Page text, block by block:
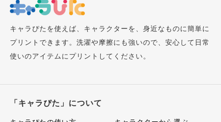
キャラぴたを使えば、キャラクターを、身近なものに簡単に
プリントできます。洗濯や摩擦にも強いので、安心して日常
使いのアイテムにプリントしてください。
「キャラぴた」について